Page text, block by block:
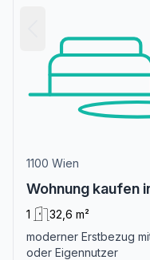
1100 Wien
Wohnung kaufen
1
32,6 m²
moderner Erstbezug
oder Eigennutzer